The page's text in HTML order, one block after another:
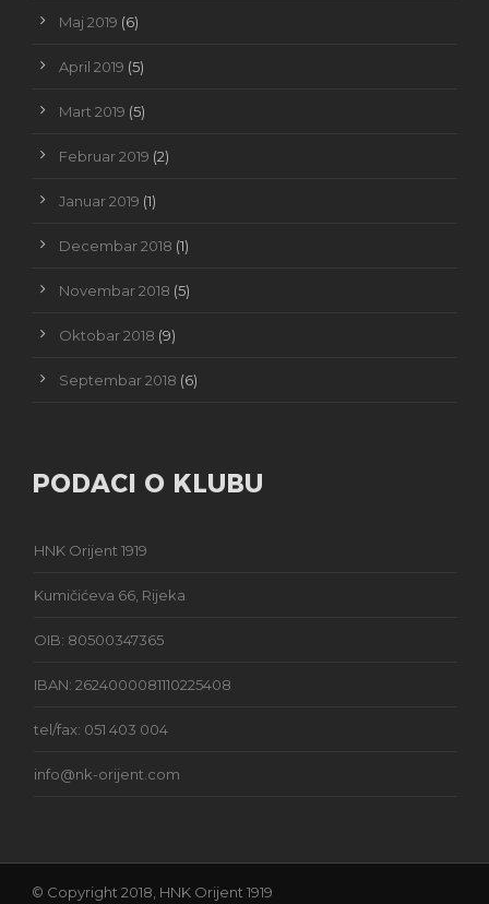
Maj 2019 (6)
April 2019 (5)
Mart 2019 (5)
Februar 2019 (2)
Januar 2019 (1)
Decembar 2018 (1)
Novembar 2018 (5)
Oktobar 2018 (9)
Septembar 2018 (6)
PODACI O KLUBU
HNK Orijent 1919
Kumičićeva 66, Rijeka
OIB: 80500347365
IBAN: 2624000081110225408
tel/fax: 051 403 004
info@nk-orijent.com
© Copyright 2018, HNK Orijent 1919